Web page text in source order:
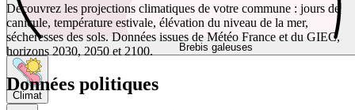
Brebis galeuses
Climat
Découvrez les projections climatiques de votre commune : jours de
canicule, température estivale, élévation du niveau de la mer,
sécheresses des sols. Données issues de Météo France et du GIEC,
horizons 2030, 2050 et 2100.
Données politiques